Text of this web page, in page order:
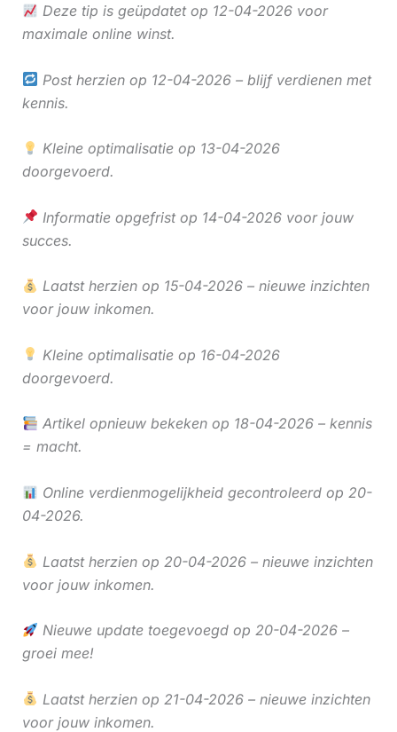
Deze tip is geüpdatet op 12-04-2026 voor
maximale online winst.
Post herzien op 12-04-2026 – blijf verdienen met
kennis.
Kleine optimalisatie op 13-04-2026
doorgevoerd.
Informatie opgefrist op 14-04-2026 voor jouw
succes.
Laatst herzien op 15-04-2026 – nieuwe inzichten
voor jouw inkomen.
Kleine optimalisatie op 16-04-2026
doorgevoerd.
Artikel opnieuw bekeken op 18-04-2026 – kennis
= macht.
Online verdienmogelijkheid gecontroleerd op 20-
04-2026.
Laatst herzien op 20-04-2026 – nieuwe inzichten
voor jouw inkomen.
Nieuwe update toegevoegd op 20-04-2026 –
groei mee!
Laatst herzien op 21-04-2026 – nieuwe inzichten
voor jouw inkomen.